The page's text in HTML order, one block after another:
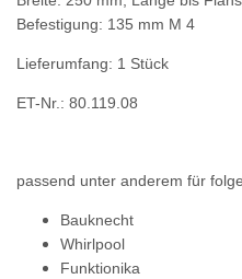
Befestigung: 135 mm M 4
Lieferumfang: 1 Stück
ET-Nr.: 80.119.08
passend unter anderem für
Bauknecht
Whirlpool
Funktionika